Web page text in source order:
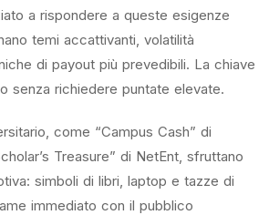
a rispondere a queste esigenze
temi accattivanti, volatilità
di payout più prevedibili. La chiave
senza richiedere puntate elevate.
come “Campus Cash” di
Treasure” di NetEnt, sfruttano
simboli di libri, laptop e tazze di
immediato con il pubblico